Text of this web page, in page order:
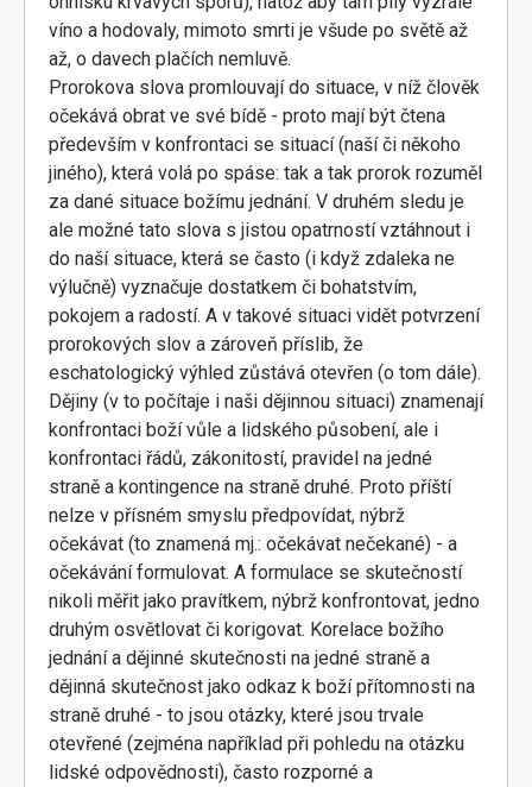
víno a hodovaly, mimoto smrti je všude po světě až
až, o davech plačích nemluvě.
Prorokova slova promlouvají do situace, v níž člověk
očekává obrat ve své bídě - proto mají být čtena
především v konfrontaci se situací (naší či někoho
jiného), která volá po spáse: tak a tak prorok rozuměl
za dané situace božímu jednání. V druhém sledu je
ale možné tato slova s jistou opatrností vztáhnout i
do naší situace, která se často (i když zdaleka ne
výlučně) vyznačuje dostatkem či bohatstvím,
pokojem a radostí. A v takové situaci vidět potvrzení
prorokových slov a zároveň příslib, že
eschatologický výhled zůstává otevřen (o tom dále).
Dějiny (v to počítaje i naši dějinnou situaci) znamenají
konfrontaci boží vůle a lidského působení, ale i
konfrontaci řádů, zákonitostí, pravidel na jedné
straně a kontingence na straně druhé. Proto příští
nelze v přísném smyslu předpovídat, nýbrž
očekávat (to znamená mj.: očekávat nečekané) - a
očekávání formulovat. A formulace se skutečností
nikoli měřit jako pravítkem, nýbrž konfrontovat, jedno
druhým osvětlovat či korigovat. Korelace božího
jednání a dějinné skutečnosti na jedné straně a
dějinná skutečnost jako odkaz k boží přítomnosti na
straně druhé - to jsou otázky, které jsou trvale
otevřené (zejména například při pohledu na otázku
lidské odpovědnosti), často rozporné a